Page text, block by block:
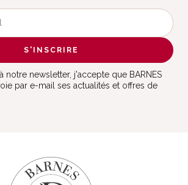
S'INSCRIRE
notre newsletter, j'accepte que BARNES
par e-mail ses actualités et offres de